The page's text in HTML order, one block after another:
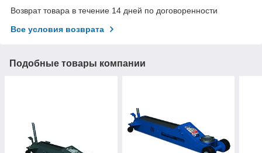
Возврат товара в течение 14 дней по договоренности
Все условия возврата
Подобные товары компании